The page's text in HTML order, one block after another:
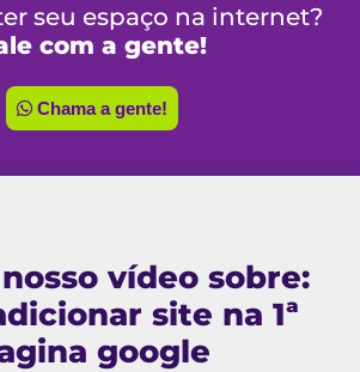
seu espaço na internet?
com a gente!
Chama a gente!
vídeo sobre:
site na 1ª
google